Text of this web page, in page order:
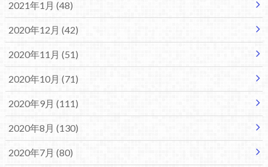
2021年1月 (48)
2020年12月 (42)
2020年11月 (51)
2020年10月 (71)
2020年9月 (111)
2020年8月 (130)
2020年7月 (80)